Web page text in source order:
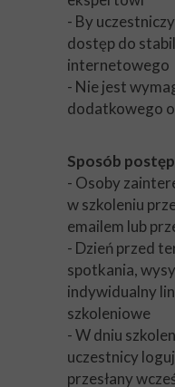
- By
dostęp do
internetowego
- Nie jest
dodatkowego
Sposób
- Osoby
w szkoleniu
emailem lub
- Dzień przed
spotkania,
indywidualny
szkoleniowe
- W dniu
uczestnicy
przesłany